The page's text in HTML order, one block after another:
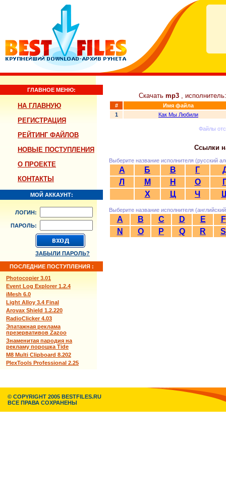
ГЛАВНОЕ МЕНЮ:
НА ГЛАВНУЮ
РЕГИСТРАЦИЯ
РЕЙТИНГ ФАЙЛОВ
НОВЫЕ ПОСТУПЛЕНИЯ
О ПРОЕКТЕ
КОНТАКТЫ
МОЙ АККАУНТ:
ЛОГИН:
ПАРОЛЬ:
ЗАБЫЛИ ПАРОЛЬ?
ПОСЛЕДНИЕ ПОСТУПЛЕНИЯ :
Photocopier 3.01
Event Log Explorer 1.2.4
iMesh 6.0
Light Alloy 3.4 Final
Arovax Shield 1.2.220
RadioClicker 4.03
Эпатажная реклама
презервативов Zazoo
Знаменитая пародия на
рекламу порошка Tide
M8 Multi Clipboard 8.202
PlexTools Professional 2.25
Скачать mp3 ,
#
Имя файла
1
Как Мы Любили
Файлы
Ссылки
Выберите название исполнителя (русский
А Б В Г
Л
М Н О
Х
Ц Ч
Выберите название исполнителя
A B C D E
F
N
O P Q R S
© COPYRIGHT 2005 BESTFILES.RU
ВСЕ ПРАВА СОХРАНЕНЫ